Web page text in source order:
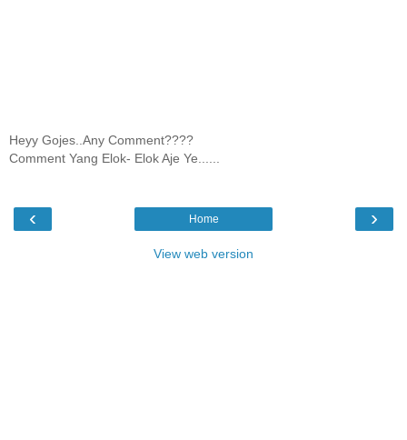
Heyy Gojes..Any Comment????
Comment Yang Elok- Elok Aje Ye......
‹ ›
Home
View web version